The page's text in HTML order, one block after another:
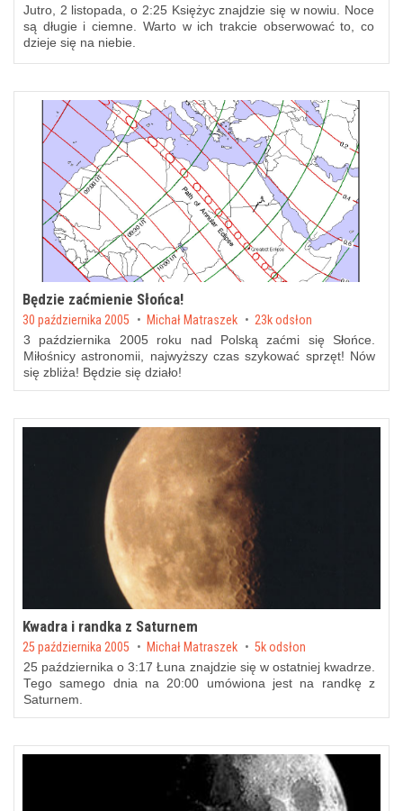
Jutro, 2 listopada, o 2:25 Księżyc znajdzie się w nowiu. Noce
są długie i ciemne. Warto w ich trakcie obserwować to, co
dzieje się na niebie.
Będzie zaćmienie Słońca!
Posted on
30 października 2005 by Michał Matraszek 23k odsłon
3 października 2005 roku nad Polską zaćmi się Słońce.
Miłośnicy astronomii, najwyższy czas szykować sprzęt! Nów
się zbliża! Będzie się działo!
Kwadra i randka z Saturnem
Posted on
25 października 2005 byMichał Matraszek 5k odsłon
25 października o 3:17 Łuna znajdzie się w ostatniej kwadrze.
Tego samego dnia na 20:00 umówiona jest na randkę z
Saturnem.